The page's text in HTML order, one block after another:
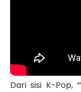
Dari sisi K-Pop,